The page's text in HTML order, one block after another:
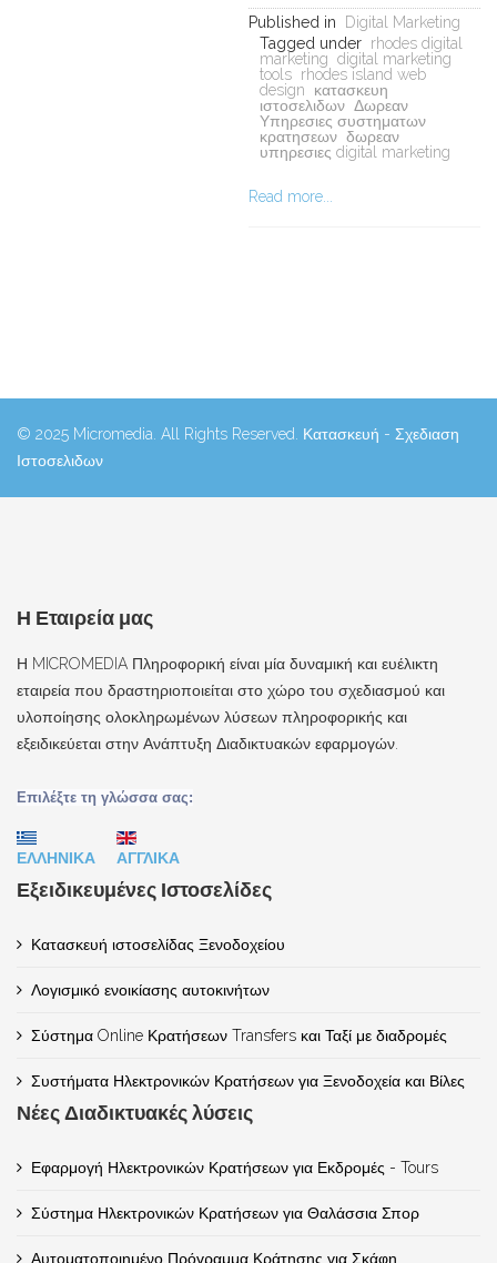
Published in
Digital Marketing
Tagged under rhodes digital
marketing digital marketing
tools rhodes island web
design
κατασκευη
ιστοσελιδων Δωρεαν
Υπηρεσιες συστηματων
κρατησεων δωρεαν
υπηρεσιες digital marketing
Read more...
© 2025 Micromedia. All Rights Reserved. Κατασκευή - Σχεδιαση
Ιστοσελιδων
Η Εταιρεία μας
Η MICROMEDIA Πληροφορική είναι μία δυναμική και ευέλικτη
εταιρεία που δραστηριοποιείται στο χώρο του σχεδιασμού και
υλοποίησης ολοκληρωμένων λύσεων πληροφορικής και
εξειδικεύεται στην Ανάπτυξη Διαδικτυακών εφαρμογών.
Επιλέξτε τη γλώσσα σας:
ΕΛΛΗΝΙΚΑ ΑΓΓΛΙΚΑ
Εξειδικευμένες Ιστοσελίδες
Κατασκευή ιστοσελίδας Ξενοδοχείου
Λογισμικό ενοικίασης αυτοκινήτων
Σύστημα Online Κρατήσεων Transfers και Ταξί με διαδρομές
Συστήματα Ηλεκτρονικών Κρατήσεων για Ξενοδοχεία και Βίλες
Νέες Διαδικτυακές λύσεις
Εφαρμογή Ηλεκτρονικών Κρατήσεων για Εκδρομές - Tours
Σύστημα Ηλεκτρονικών Κρατήσεων για Θαλάσσια Σπορ
Αυτοματοποιημένο Πρόγραμμα Κράτησης για Σκάφη